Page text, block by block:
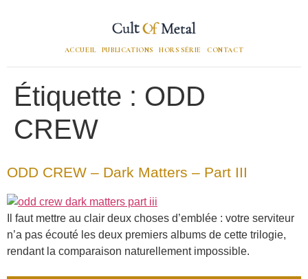
ACCUEIL PUBLICATIONS HORS SÉRIE CONTACT
Étiquette : ODD
CREW
ODD CREW – Dark Matters – Part III
Il faut mettre au clair deux choses d’emblée : votre serviteur
n’a pas écouté les deux premiers albums de cette trilogie,
rendant la comparaison naturellement impossible.